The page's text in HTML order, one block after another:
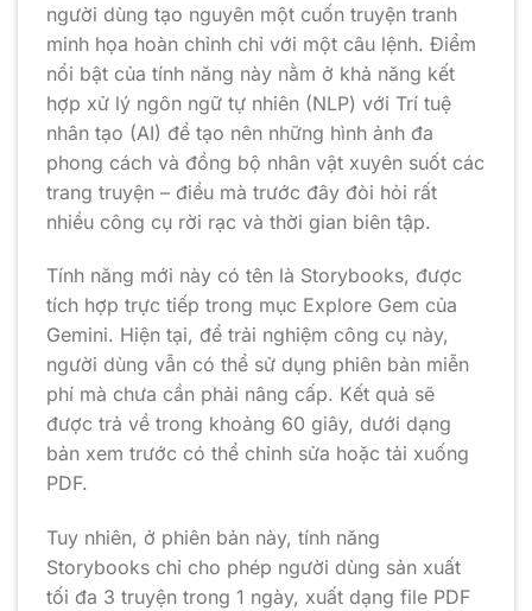
người dùng tạo nguyên một cuốn truyện tranh
minh họa hoàn chỉnh chỉ với một câu lệnh. Điểm
nổi bật của tính năng này nằm ở khả năng kết
hợp xử lý ngôn ngữ tự nhiên (NLP) với Trí tuệ
nhân tạo (AI) để tạo nên những hình ảnh đa
phong cách và đồng bộ nhân vật xuyên suốt các
trang truyện – điều mà trước đây đòi hỏi rất
nhiều công cụ rời rạc và thời gian biên tập.
Tính năng mới này có tên là Storybooks, được
tích hợp trực tiếp trong mục Explore Gem của
Gemini. Hiện tại, để trải nghiệm công cụ này,
người dùng vẫn có thể sử dụng phiên bản miễn
phí mà chưa cần phải nâng cấp. Kết quả sẽ
được trả về trong khoảng 60 giây, dưới dạng
bản xem trước có thể chỉnh sửa hoặc tải xuống
PDF.
Tuy nhiên, ở phiên bản này, tính năng
Storybooks chỉ cho phép người dùng sản xuất
tối đa 3 truyện trong 1 ngày, xuất dạng file PDF